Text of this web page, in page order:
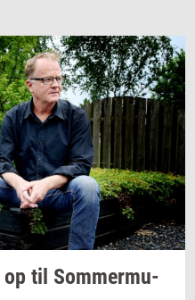
op til Som­mer­mu­